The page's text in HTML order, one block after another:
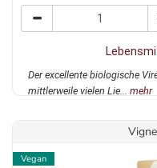
Der excellente biologische
mittlerweile vielen Lie... mehr
Vegan